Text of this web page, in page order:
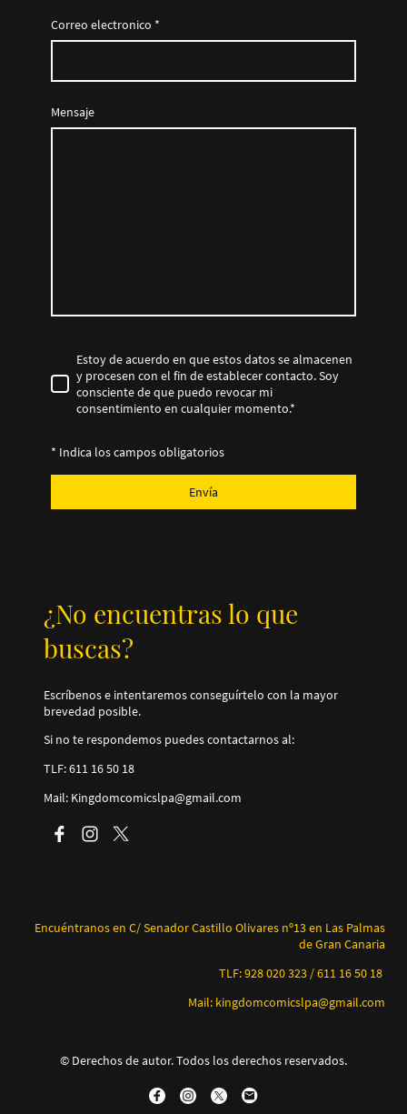
Correo electronico *
Mensaje
Estoy de acuerdo en que estos datos se almacenen
y procesen con el fin de establecer contacto. Soy
consciente de que puedo revocar mi
consentimiento en cualquier momento.*
* Indica los campos obligatorios
Envía
¿No encuentras lo que
buscas?
Escríbenos e intentaremos conseguírtelo con la mayor
brevedad posible.
Si no te respondemos puedes contactarnos al:
TLF: 611 16 50 18
Mail: Kingdomcomicslpa@gmail.com
Encuéntranos en C/ Senador Castillo Olivares nº13 en Las Palmas
de Gran Canaria
TLF: 928 020 323 / 611 16 50 18
Mail: kingdomcomicslpa@gmail.com
© Derechos de autor. Todos los derechos reservados.